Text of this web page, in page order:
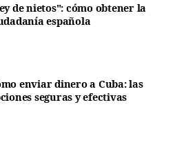
de nietos": cómo obtener la
española
enviar dinero a Cuba: las
seguras y efectivas